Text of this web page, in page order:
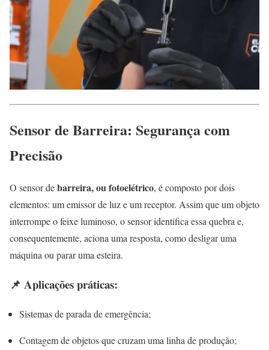
Sensor de Barreira: Segurança com
Precisão
O sensor debarreira, ou fotoelétrico, é composto por dois
elementos: um emissor de luz e um receptor. Assim que um objeto
interrompe o feixe luminoso, o sensor identifica essa quebra e,
consequentemente, aciona uma resposta, como desligar uma
máquina ou parar uma esteira.
📌 Aplicações práticas:
Sistemas de parada de emergência;
Contagem de objetos que cruzam uma linha de produção;